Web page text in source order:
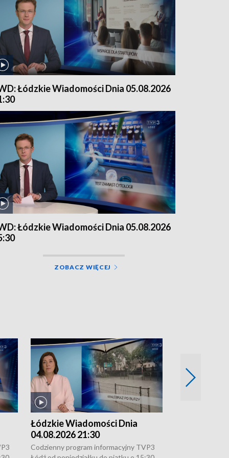
Łódzkie Wiadomości Dnia 05.08.2026
Łódzkie Wiadomości Dnia 05.08.2026
ZOBACZ WIĘCEJ
Łódzkie Wiadomości Dnia
04.08.2026 21:30
Codzienny program informacyjny TVP3